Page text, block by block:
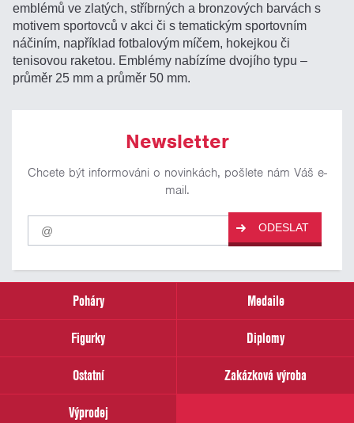
emblémů ve zlatých, stříbrných a bronzových barvách s
motivem sportovců v akci či s tematickým sportovním
náčiním, například fotbalovým míčem, hokejkou či
tenisovou raketou. Emblémy nabízíme dvojího typu –
průměr 25 mm a průměr 50 mm.
Newsletter
Chcete být informováni o novinkách, pošlete nám Váš e-
mail.
Pro
odběr
našich
email
ODESLAT
Poháry
Medaile
Figurky
Diplomy
Ostatní
Zakázková výroba
Výprodej